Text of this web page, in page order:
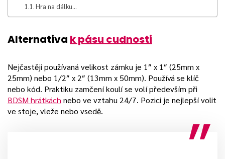
Hra na dálku…
Alternativa k pásu cudnosti
Nejčastěji používaná velikost zámku je 1″ x 1″ (25mm x
25mm) nebo 1/2″ x 2″ (13mm x 50mm). Používá se klíč
nebo kód. Praktiku zamčení koulí se volí především při
BDSM hrátkách nebo ve vztahu 24/7. Pozici je nejlepší volit
ve stoje, vleže nebo vsedě.